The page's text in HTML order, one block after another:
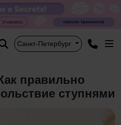
Санкт-Петербург
правильно
ступнями